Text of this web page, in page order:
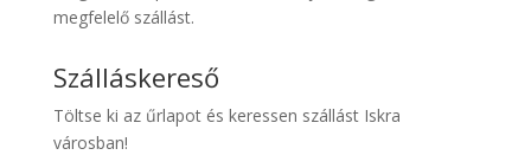
Cars
Kiwi
Taxi
megfelelő szállást.
Szálláskereső
Töltse ki az űrlapot és keressen szállást Iskra
városban!